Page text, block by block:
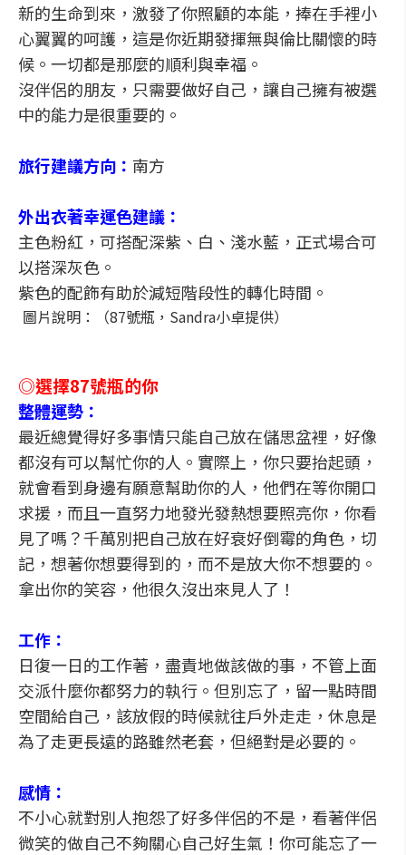
新的生命到來，激發了你照顧的本能，捧在手裡小
心翼翼的呵護，這是你近期發揮無與倫比關懷的時
候。一切都是那麼的順利與幸福。
沒伴侶的朋友，只需要做好自己，讓自己擁有被選
中的能力是很重要的。
旅行建議方向： 南方
外出衣著幸運色建議：
主色粉紅，可搭配深紫、白、淺水藍，正式場合可
以搭深灰色。
紫色的配飾有助於減短階段性的轉化時間。
圖片說明：（87號瓶，Sandra小卓提供）
◎選擇87號瓶的你
整體運勢：
最近總覺得好多事情只能自己放在儲思盆裡，好像
都沒有可以幫忙你的人。實際上，你只要抬起頭，
就會看到身邊有願意幫助你的人，他們在等你開口
求援，而且一直努力地發光發熱想要照亮你，你看
見了嗎？千萬別把自己放在好衰好倒霉的角色，切
記，想著你想要得到的，而不是放大你不想要的。
拿出你的笑容，他很久沒出來見人了！
工作：
日復一日的工作著，盡責地做該做的事，不管上面
交派什麼你都努力的執行。但別忘了，留一點時間
空間給自己，該放假的時候就往戶外走走，休息是
為了走更長遠的路雖然老套，但絕對是必要的。
感情：
不小心就對別人抱怨了好多伴侶的不是，看著伴侶
微笑的做自己不夠關心自己好生氣！你可能忘了一